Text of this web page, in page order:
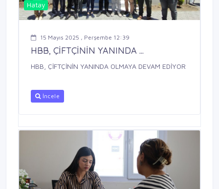
Hatay
15 Mayıs 2025 , Perşembe 12:39
HBB, ÇİFTÇİNİN YANINDA ...
HBB, ÇİFTÇİNİN YANINDA OLMAYA DEVAM EDİYOR
İncele